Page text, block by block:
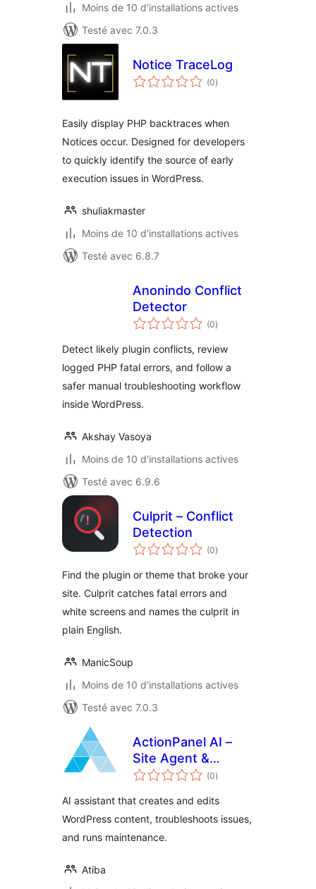
Moins de 10 d'installations actives
Testé avec 7.0.3
Notice TraceLog
(0notes
en
)
Easily display PHP backtraces when
Notices occur. Designed for developers
to quickly identify the source of early
execution issues in WordPress.
shuliakmaster
Moins de 10 d'installations actives
Testé avec 6.8.7
Anonindo Conflict
Detector
(0notes
en
)
Detect likely plugin conflicts, review
logged PHP fatal errors, and follow a
safer manual troubleshooting workflow
inside WordPress.
Akshay Vasoya
Moins de 10 d'installations actives
Testé avec 6.9.6
Culprit – Conflict
Detection
(0notes
en
)
Find the plugin or theme that broke your
site. Culprit catches fatal errors and
white screens and names the culprit in
plain English.
ManicSoup
Moins de 10 d'installations actives
Testé avec 7.0.3
ActionPanel AI –
Site Agent &
Troubleshooter
(0notes
en
)
AI assistant that creates and edits
WordPress content, troubleshoots issues,
and runs maintenance.
Atiba